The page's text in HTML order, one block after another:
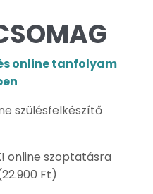
online tanfolyam
szülésfelkészítő
! online szoptatásra
Ft)